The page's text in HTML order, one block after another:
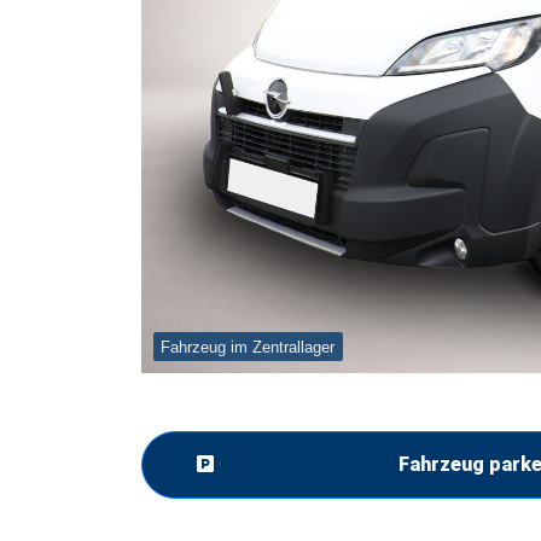
Fahrzeug im Zentrallager
Fahrzeug